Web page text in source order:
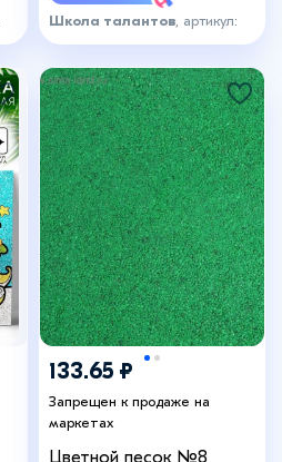
Школа талантов , артикул:
6896564
133.65 ₽
Запрещен к продаже на
маркетах
Цветной песок №8